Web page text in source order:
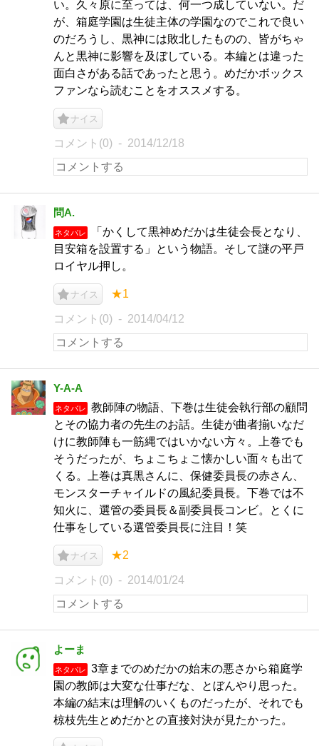
い。久々原に至っては、何一つ成していない。だ
が、箱庭学園は生徒主体の学園なのでこれで良い
のだろうし、黒神には敗北したものの、皆がちゃ
んと黒神に影響を及ぼしている。本編とは違った
面白さがある話であったと思う。めだかボックス
ファンなら読むことをオススメする。
ナイス
コメント(0) 2014/12/18
問A.
ネタバレ
「かくして黒神めだかは生徒会長となり、
目安箱を設置する」という物語。そして謎の平戸
ロイヤル押し。
ナイス ★1
コメント(0) 2014/04/12
Y-A-A
ネタバレ
教師陣の物語、下巻は生徒会執行部の顧問
とその協力者の先生のお話。生徒が曲者揃いなだ
けに教師陣も一筋縄ではいかない方々。上巻でも
そうだったが、ちょこちょこ懐かしい面々も出て
くる。上巻は真黒さんに、保健委員長の赤さん、
モンスターチャイルドの風紀委員長。下巻では不
知火に、選管の委員長＆副委員長コンビ。とくに
仕事をしている選管委員長に注目！笑
ナイス ★2
コメント(0) 2014/01/24
よーま
ネタバレ
3章までのめだかの始末の悪さから箱庭学
園の教師は大変な仕事だな、とぼんやり思った。
本編の結末は理解のいくものだったが、それでも
椋枝先生とめだかとの直接対決が見たかった。